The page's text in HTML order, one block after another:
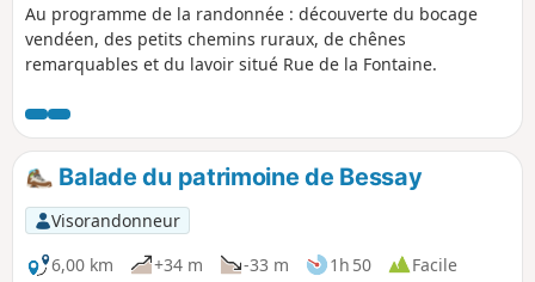
Au programme de la randonnée : découverte du bocage
vendéen, des petits chemins ruraux, de chênes
remarquables et du lavoir situé Rue de la Fontaine.
Balade du patrimoine de Bessay
Visorandonneur
6,00 km
+34 m -33 m 1h 50
Facile